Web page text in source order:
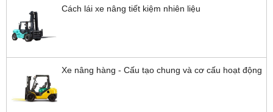
Cách lái xe nâng tiết kiệm nhiên liệu
Xe nâng hàng - Cấu tạo chung và cơ cấu hoạt động